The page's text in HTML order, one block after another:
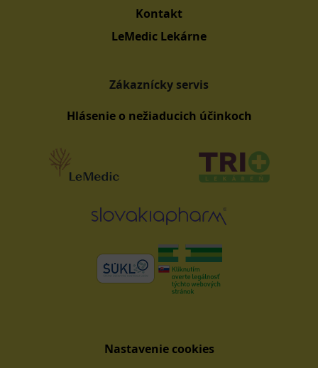
Kontakt
LeMedic Lekárne
Zákaznícky servis
Hlásenie o nežiaducich účinkoch
Nastavenie cookies